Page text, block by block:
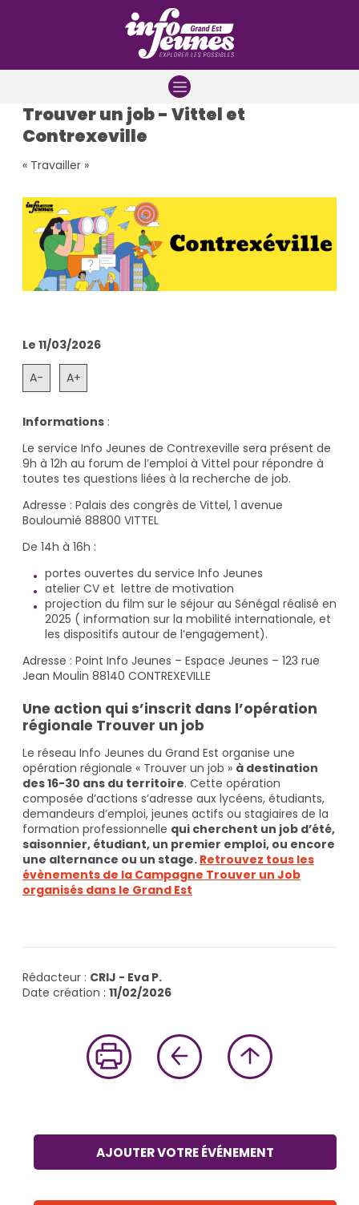
Trouver un job - Vittel et
Contrexeville
« Travailler »
Le 11/03/2026
A- A+
Informations :
Le service Info Jeunes de Contrexeville sera présent de
9h à 12h au forum de l’emploi à Vittel pour répondre à
toutes tes questions liées à la recherche de job.
Adresse : Palais des congrès de Vittel, 1 avenue
Bouloumié 88800 VITTEL
De 14h à 16h :
portes ouvertes du service Info Jeunes
atelier CV et lettre de motivation
projection du film sur le séjour au Sénégal réalisé en
2025 ( information sur la mobilité internationale, et
les dispositifs autour de l’engagement).
Adresse : Point Info Jeunes – Espace Jeunes – 123 rue
Jean Moulin 88140 CONTREXEVILLE
Une action qui s’inscrit dans l’opération
régionale Trouver un job
Le réseau Info Jeunes du Grand Est organise une
opération régionale « Trouver un job » à destination
des 16-30 ans du territoire. Cette opération
composée d’actions s’adresse aux lycéens, étudiants,
demandeurs d’emploi, jeunes actifs ou stagiaires de la
formation professionnelle qui cherchent un job d’été,
saisonnier, étudiant, un premier emploi, ou encore
une alternance ou un stage. Retrouvez tous les
évènements de la Campagne Trouver un Job
organisés dans le Grand Est
Rédacteur : CRIJ - Eva P.
Date création : 11/02/2026
AJOUTER VOTRE ÉVÉNEMENT